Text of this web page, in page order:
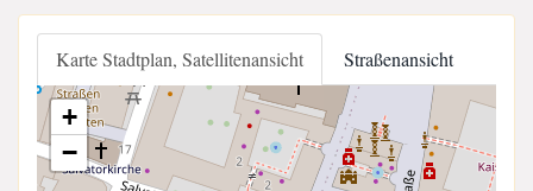
Karte Stadtplan, Satellitenansicht Straßenansicht
+
−